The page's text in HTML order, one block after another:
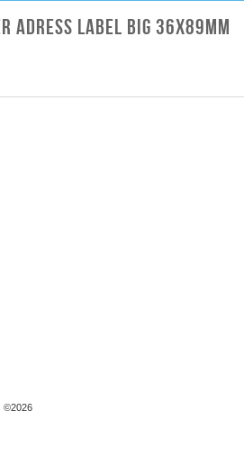
ADRESS LABEL BIG 36X89MM
©2026